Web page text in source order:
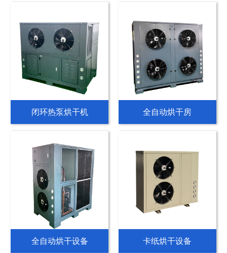
闭环热泵烘干机 全自动烘干房
全自动烘干设备 卡纸烘干设备